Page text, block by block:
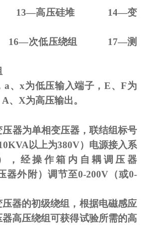
13—高压硅堆 14—变
16—次低压绕组 17—测
a、x为低压输入端子，E、F为
A、 X为高压输出。
器为单相变压器，联结组标号
以上为380V）电源接入系
，经操作箱内自耦调压器
器外附）调节至0-200V（或0-
器的初级绕组，根据电磁感应
高压绕组可获得试验所需的高